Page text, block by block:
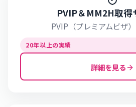
PVIP＆MM2H取得
PVIP（プレミアムビザ
20年以上の実績
詳細を見る